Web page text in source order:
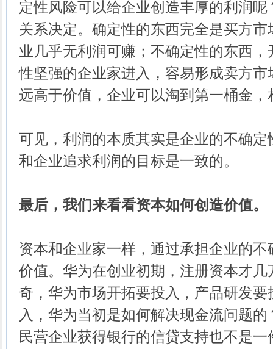
定性风险可以给企业创造丰厚的利润
关系决定。确定性的东西完全是买方
业几乎无利润可赚；不确定性的东西
性坚强的企业家进入，容易形成卖方
远高于价值，企业可以淘到第一桶金
可见，利润的本质其实是企业的不确
和企业追求利润的目标是一致的。
最后，我们来看看资本如何创造价值。
资本和企业家一样，通过承担企业的
价值。华为在创业初期，注册资本才
奇，华为市场开拓要投入，产品研发
入，华为当初是如何解决现金流问题
民营企业获得银行的信贷支持也不是